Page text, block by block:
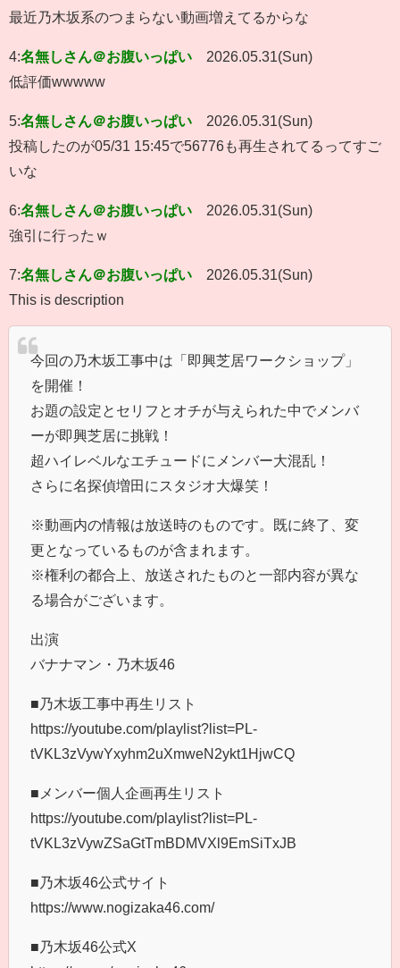
最近乃木坂系のつまらない動画増えてるからな
4:名無しさん＠お腹いっぱい
2026.05.31(Sun)
低評価wwwww
5:名無しさん＠お腹いっぱい
2026.05.31(Sun)
投稿したのが05/31 15:45で56776も再生されてるってすご
いな
6:名無しさん＠お腹いっぱい
2026.05.31(Sun)
強引に行ったｗ
7:名無しさん＠お腹いっぱい
2026.05.31(Sun)
This is description
今回の乃木坂工事中は「即興芝居ワークショップ」
を開催！
お題の設定とセリフとオチが与えられた中でメンバ
ーが即興芝居に挑戦！
超ハイレベルなエチュードにメンバー大混乱！
さらに名探偵増田にスタジオ大爆笑！
※動画内の情報は放送時のものです。既に終了、変
更となっているものが含まれます。
※権利の都合上、放送されたものと一部内容が異な
る場合がございます。
出演
バナナマン・乃木坂46
■乃木坂工事中再生リスト
https://youtube.com/playlist?list=PL-
tVKL3zVywYxyhm2uXmweN2ykt1HjwCQ
■メンバー個人企画再生リスト
https://youtube.com/playlist?list=PL-
tVKL3zVywZSaGtTmBDMVXl9EmSiTxJB
■乃木坂46公式サイト
https://www.nogizaka46.com/
■乃木坂46公式X